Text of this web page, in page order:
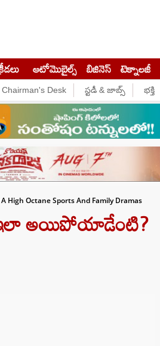
ఆటోమొబైల్స్ బిజినెస్‌ టెక్నాలజీ
Chairman's Desk స్టడీ & జాబ్స్ భక్తి
High Octane Sports And Family Dramas
ఇలా అయిపోయాడేంటి?